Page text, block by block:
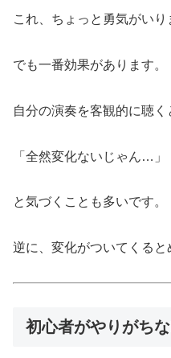
これ、ちょっと勇気がいり
でも一番効果があります。
自分の演奏を客観的に聴く
「全然変化ないじゃん…」
と気づくことも多いです。
逆に、変化がついてくると
初心者がやりがち